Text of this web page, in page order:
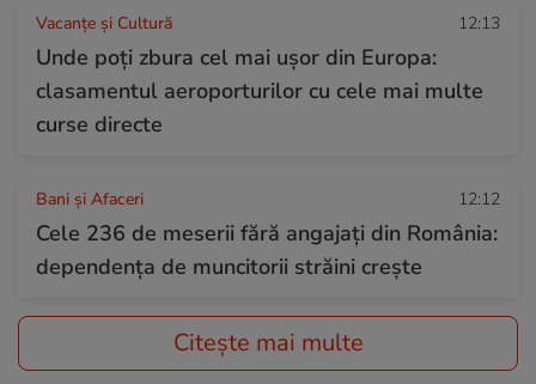
Vacanțe și Cultură 12:13
Unde poți zbura cel mai ușor din Europa:
clasamentul aeroporturilor cu cele mai multe
curse directe
Bani și Afaceri 12:12
Cele 236 de meserii fără angajați din România:
dependența de muncitorii străini crește
Citește mai multe